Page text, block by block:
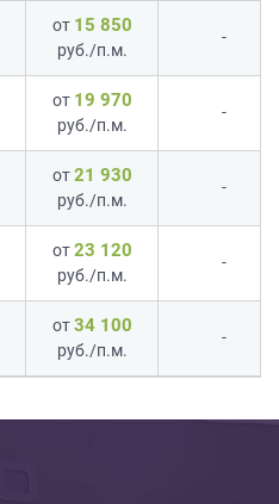
от 15 850
руб./п.м.
-
от 19 970
руб./п.м.
-
от21 930
руб./п.м.
-
от23 120
руб./п.м.
-
от34 100
руб./п.м.
-